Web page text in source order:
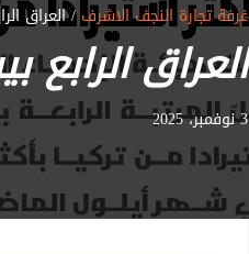
غرفة تجارة النجف الاشرف/ العراق
العراق الرابع
3 نوفمبر، 2025